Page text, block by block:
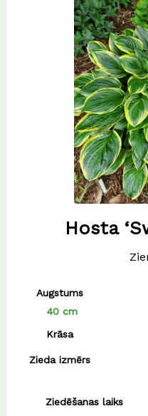
Hosta
Augstums
40 cm
Krāsa
Zieda izmērs
Ziedēšanas laiks